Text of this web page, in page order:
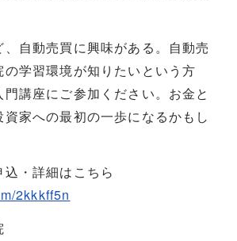
自動売買に興味がある。自動売
学習環境が知りたいという方
講座にご参加ください。お金と
家への最初の一歩になるかもし
・詳細はこちら
2kkkff5n